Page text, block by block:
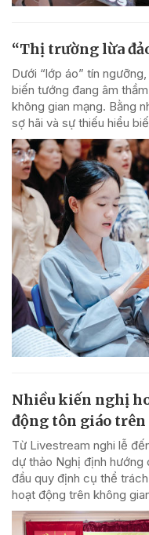
“Thị trường lừa
Dưới “lớp áo” tín
biến tướng đang âm
không gian mạng. Bằng
sợ hãi và sự thiếu hiểu
Nhiều kiến nghị
động tôn giáo
Từ Livestream nghi lễ
dự thảo Nghị định hướng
đầu quy định cụ thể
hoạt động trên không